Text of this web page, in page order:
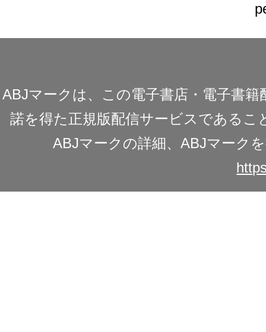
ABJマークは、この電子書店・電子書
諾を得た正規版配信サービスであるこ
ABJマークの詳細、ABJマーク